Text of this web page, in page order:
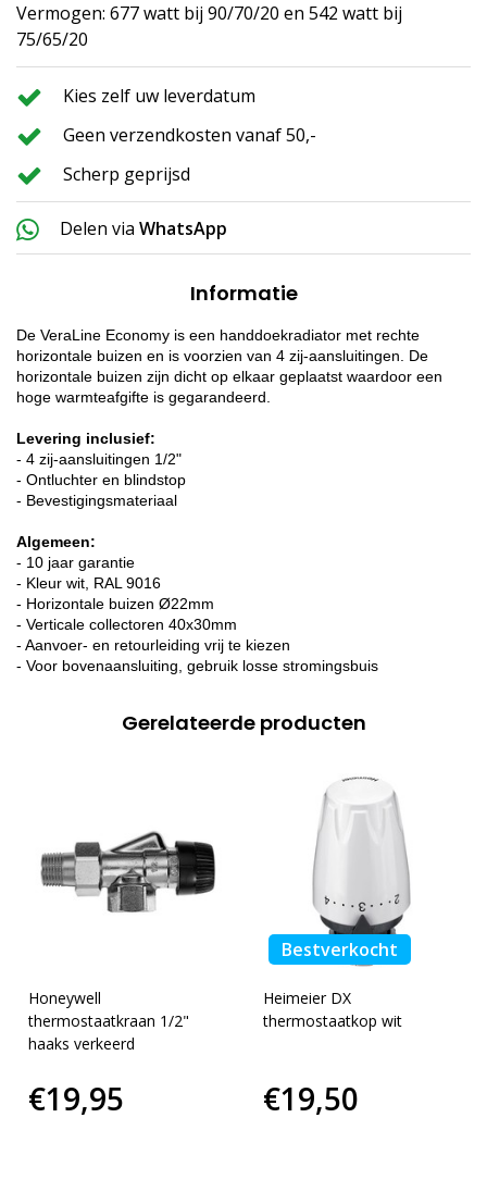
Vermogen: 677 watt bij 90/70/20 en 542 watt bij
75/65/20
Kies zelf uw leverdatum
Geen verzendkosten vanaf 50,-
Scherp geprijsd
Delen via WhatsApp
Informatie
De VeraLine Economy is een handdoekradiator met rechte
horizontale buizen en is voorzien van 4 zij-aansluitingen. De
horizontale buizen zijn dicht op elkaar geplaatst waardoor een
hoge warmteafgifte is gegarandeerd.
Levering inclusief:
- 4 zij-aansluitingen 1/2"
- Ontluchter en blindstop
- Bevestigingsmateriaal
Algemeen:
- 10 jaar garantie
- Kleur wit, RAL 9016
- Horizontale buizen Ø22mm
- Verticale collectoren 40x30mm
- Aanvoer- en retourleiding vrij te kiezen
- Voor bovenaansluiting, gebruik losse stromingsbuis
Gerelateerde producten
Honeywell
thermostaatkraan 1/2"
haaks verkeerd
€19,95
Bestverkocht
Heimeier DX
thermostaatkop wit
€19,50